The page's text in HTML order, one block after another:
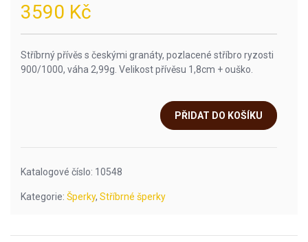
3590 Kč
Stříbrný přívěs s českými granáty, pozlacené stříbro ryzosti
900/1000, váha 2,99g. Velikost přívěsu 1,8cm + ouško.
PŘIDAT DO KOŠÍKU
Katalogové číslo: 10548
Kategorie: Šperky, Stříbrné šperky